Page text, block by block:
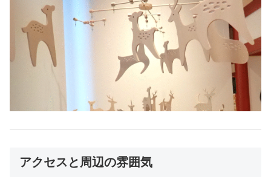
アクセスと周辺の雰囲気